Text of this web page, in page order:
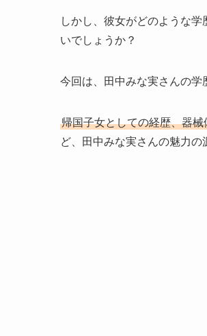
しかし、彼女がどのような
いでしょうか？
今回は、田中みな実さんの学
帰国子女としての経歴、器
ど、田中みな実さんの魅力の